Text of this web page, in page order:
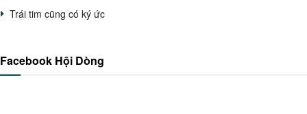
Trái tim cũng có ký ức
Facebook Hội Dòng